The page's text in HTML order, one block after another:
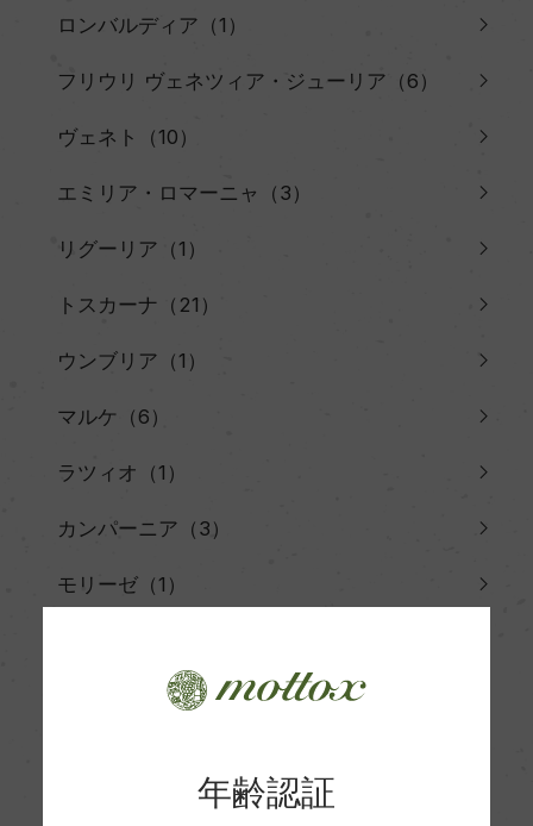
ロンバルディア（1）
フリウリ ヴェネツィア・ジューリア（6）
ヴェネト（10）
エミリア・ロマーニャ（3）
リグーリア（1）
トスカーナ（21）
ウンブリア（1）
マルケ（6）
ラツィオ（1）
カンパーニア（3）
モリーゼ（1）
プーリア（5）
カラーブリア（1）年齢認証